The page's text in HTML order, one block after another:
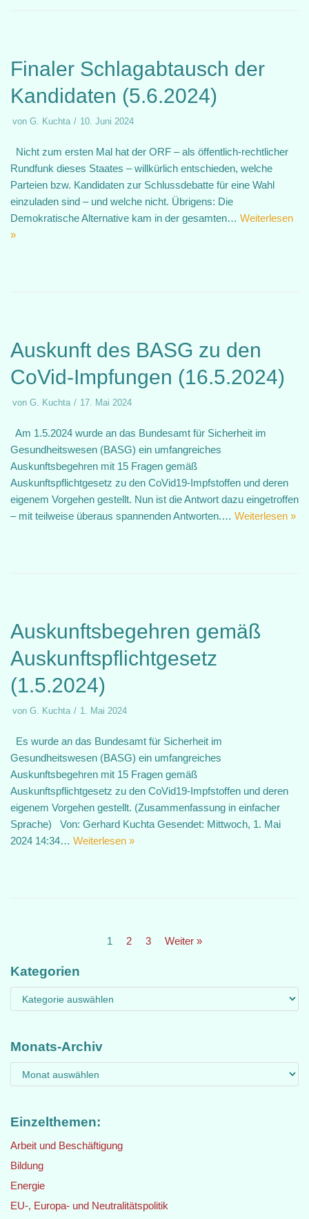
Finaler Schlagabtausch der
Kandidaten (5.6.2024)
von G. Kuchta 10. Juni 2024
Nicht zum ersten Mal hat der ORF – als öffentlich-rechtlicher
Rundfunk dieses Staates – willkürlich entschieden, welche
Parteien bzw. Kandidaten zur Schlussdebatte für eine Wahl
einzuladen sind – und welche nicht. Übrigens: Die
Demokratische Alternative kam in der gesamten… Weiterlesen
»
Auskunft des BASG zu den
CoVid-Impfungen (16.5.2024)
von G. Kuchta 17. Mai 2024
Am 1.5.2024 wurde an das Bundesamt für Sicherheit im
Gesundheitswesen (BASG) ein umfangreiches
Auskunftsbegehren mit 15 Fragen gemäß
Auskunftspflichtgesetz zu den CoVid19-Impfstoffen und deren
eigenem Vorgehen gestellt. Nun ist die Antwort dazu eingetroffen
– mit teilweise überaus spannenden Antworten.… Weiterlesen »
Auskunftsbegehren gemäß
Auskunftspflichtgesetz
(1.5.2024)
von G. Kuchta 1. Mai 2024
Es wurde an das Bundesamt für Sicherheit im
Gesundheitswesen (BASG) ein umfangreiches
Auskunftsbegehren mit 15 Fragen gemäß
Auskunftspflichtgesetz zu den CoVid19-Impfstoffen und deren
eigenem Vorgehen gestellt. (Zusammenfassung in einfacher
Sprache) Von: Gerhard Kuchta Gesendet: Mittwoch, 1. Mai
2024 14:34… Weiterlesen »
1 2 3 Weiter »
Kategorien
Monats-Archiv
Einzelthemen:
Arbeit und Beschäftigung
Bildung
Energie
EU-, Europa- und Neutralitätspolitik